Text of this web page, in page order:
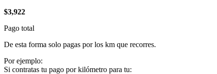
$3,922
Pago total
De esta forma solo pagas por los km que recorres.
Por ejemplo:
Si contratas tu pago por kilómetro para tu: